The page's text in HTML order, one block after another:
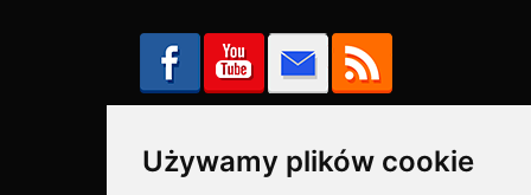
Używamy plików cookie
Bezpieczne Płatności obsługuje: